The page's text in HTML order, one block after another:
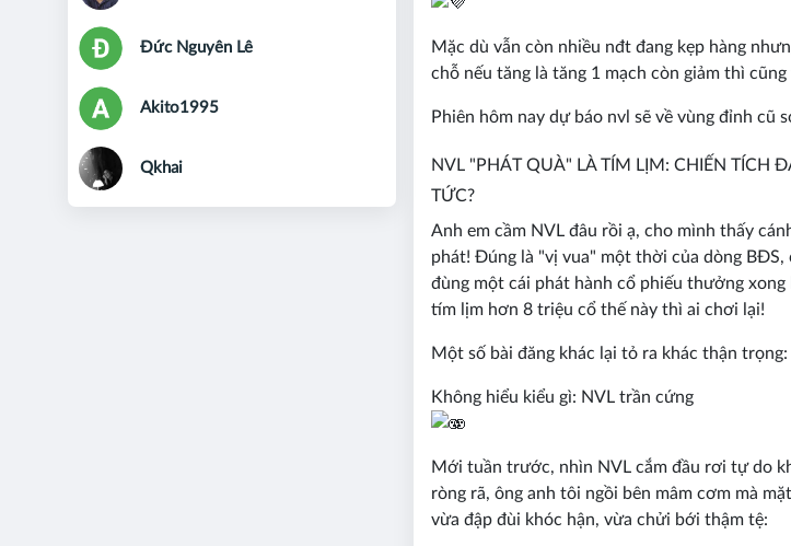
Mặc dù vẫn còn nhiều nđt đang kẹp hàng
chỗ nếu tăng là tăng 1 mạch còn giảm thì cũng
Phiên hôm nay dự báo nvl sẽ về vùng đỉnh cũ
NVL "PHÁT QUÀ" LÀ TÍM LỊM: CHIẾN TÍCH
TỨC?
Anh em cầm NVL đâu rồi ạ, cho mình thấy
phát! Đúng là "vị vua" một thời của dòng BĐS,
đùng một cái phát hành cổ phiếu thưởng
tím lịm hơn 8 triệu cổ thế này thì ai chơi lại!
Một số bài đăng khác lại tỏ ra khác thận trọng:
Không hiểu kiểu gì: NVL trần cứng
Mới tuần trước, nhìn NVL cắm đầu rơi tự do
ròng rã, ông anh tôi ngồi bên mâm cơm mà
vừa đập đùi khóc hận, vừa chửi bới thậm tệ:
Đức Nguyên Lê
Akito1995
Qkhai